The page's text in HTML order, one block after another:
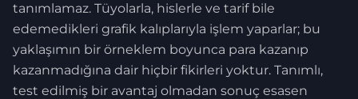
tanımlamaz. Tüyolarla, hislerle ve tarif bile
edemedikleri grafik kalıplarıyla işlem yaparlar; bu
yaklaşımın bir örneklem boyunca para kazanıp
kazanmadığına dair hiçbir fikirleri yoktur. Tanımlı,
test edilmiş bir avantaj olmadan sonuç esasen